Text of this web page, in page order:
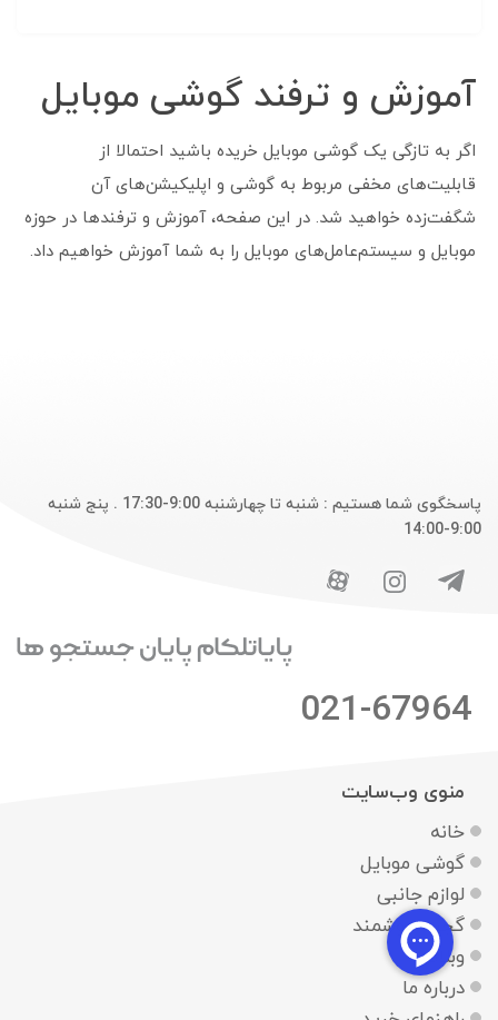
آموزش و ترفند گوشی موبایل
اگر به تازگی یک گوشی موبایل خریده باشید احتمالا از
قابلیت‌های مخفی مربوط به گوشی و اپلیکیشن‌های آن
شگفت‌زده خواهید شد. در این صفحه، آموزش و ترفندها در حوزه
موبایل و سیستم‌عامل‌های موبایل را به شما آموزش خواهیم داد.
پاسخگوی شما هستیم : شنبه تا چهارشنبه 9:00-17:30 . پنج شنبه
9:00-14:00
021-67964
منوی وب‌سایت
خانه
گوشی موبایل
لوازم جانبی
گجت هوشمند
وبلاگ
درباره ما